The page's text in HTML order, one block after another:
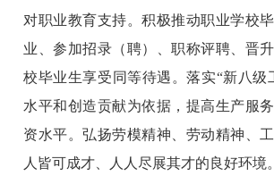
对职业教育支持。积极推动职业学校
业、参加招录（聘）、职称评聘、晋
校毕业生享受同等待遇。落实“新八级
水平和创造贡献为依据，提高生产服
资水平。弘扬劳模精神、劳动精神、
人皆可成才、人人尽展其才的良好环境。